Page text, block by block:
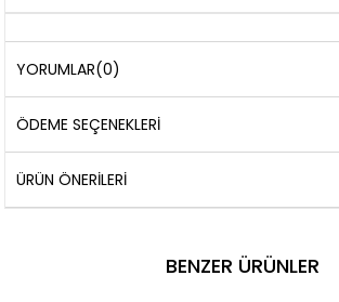
YORUMLAR(0)
ÖDEME SEÇENEKLERI
ÜRÜN ÖNERILERI
BENZER ÜRÜNLER